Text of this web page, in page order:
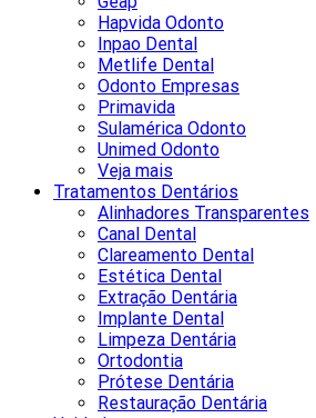
Hapvida Odonto
Inpao Dental
Metlife Dental
Odonto Empresas
Primavida
Sulamérica Odonto
Unimed Odonto
Veja mais
Tratamentos Dentários
Alinhadores Transparentes
Canal Dental
Clareamento Dental
Estética Dental
Extração Dentária
Implante Dental
Limpeza Dentária
Ortodontia
Prótese Dentária
Restauração Dentária